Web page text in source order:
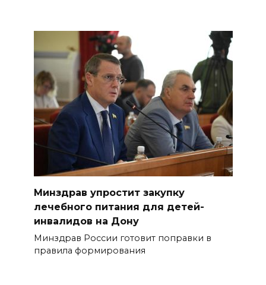
Минздрав упростит закупку
лечебного питания для детей-
инвалидов на Дону
Минздрав России готовит поправки в
правила формирования